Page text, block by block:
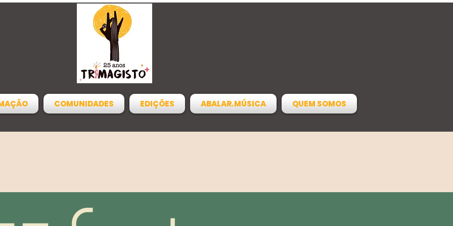
COMUNIDADES EDIÇÕES ABALAR.MÚSICA QUEM SOMOS